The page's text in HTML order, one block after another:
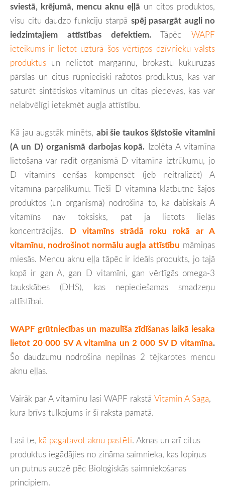
sviestā, krējumā, mencu aknu eļļā un citos produktos,
visu citu daudzo funkciju starpā spēj pasargāt augli no
iedzimtajiem attīstības defektiem.Tāpēc WAPF
ieteikums ir lietot uzturā šos vērtīgos dzīvnieku valsts
produktus un nelietot margarīnu, brokastu kukurūzas
pārslas un citus rūpnieciski ražotos produktus, kas var
saturēt sintētiskos vitamīnus un citas piedevas, kas var
nelabvēlīgi ietekmēt augļa attīstību.
Kā jau augstāk minēts, abi šie taukos šķīstošie vitamīni
(A un D) organismā darbojas kopā. Izolēta A vitamīna
lietošana var radīt organismā D vitamīna iztrūkumu, jo
D vitamīns cenšas kompensēt (jeb neitralizēt) A
vitamīna pārpalikumu. Tieši D vitamīna klātbūtne šajos
produktos (un organismā) nodrošina to, ka dabiskais A
vitamīns nav toksisks, pat ja lietots lielās
koncentrācijās. D vitamīns strādā roku rokā ar A
vitamīnu, nodrošinot normālu augļa attīstību māmiņas
miesās. Mencu aknu eļļa tāpēc ir ideāls produkts, jo tajā
kopā ir gan A, gan D vitamīni, gan vērtīgās omega-3
taukskābes (DHS), kas nepieciešamas smadzeņu
attīstībai.
WAPF grūtniecības un mazulīša zīdīšanas laikā iesaka
lietot 20 000 SV A vitamīna un 2 000 SV D vitamīna.
Šo daudzumu nodrošina nepilnas 2 tējkarotes mencu
aknu eļļas.
Vairāk par A vitamīnu lasi WAPF rakstā Vitamin A Saga,
kura brīvs tulkojums ir šī raksta pamatā.
Lasi te, kā pagatavot aknu pastēti. Aknas un arī citus
produktus iegādājies no zināma saimnieka, kas lopiņus
un putnus audzē pēc Bioloģiskās saimniekošanas
principiem.